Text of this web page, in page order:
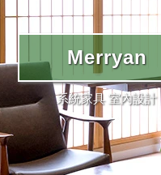
Merryan
系統家具 室內設計